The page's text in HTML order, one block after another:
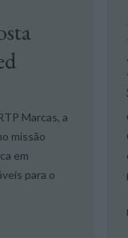
Marcas, a
missão
em
para o